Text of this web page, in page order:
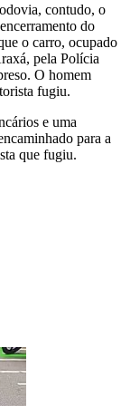
contudo, o
do
o carro, ocupado
pela Polícia
O homem
fugiu.
e uma
para a
que fugiu.